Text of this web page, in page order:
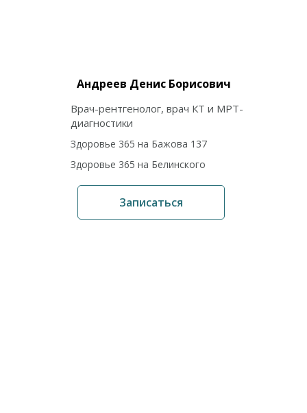
Андреев Денис Борисович
Врач-рентгенолог, врач КТ и МРТ-
диагностики
Здоровье 365 на Бажова 137
Здоровье 365 на Белинского
Записаться